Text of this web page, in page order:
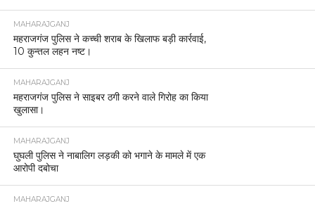
MAHARAJGANJ
महराजगंज पुलिस ने कच्ची शराब के खिलाफ बड़ी कार्रवाई,
10 कुन्तल लहन नष्ट।
MAHARAJGANJ
महराजगंज पुलिस ने साइबर ठगी करने वाले गिरोह का किया
खुलासा।
MAHARAJGANJ
घुघली पुलिस ने नाबालिग लड़की को भगाने के मामले में एक
आरोपी दबोचा
MAHARAJGANJ